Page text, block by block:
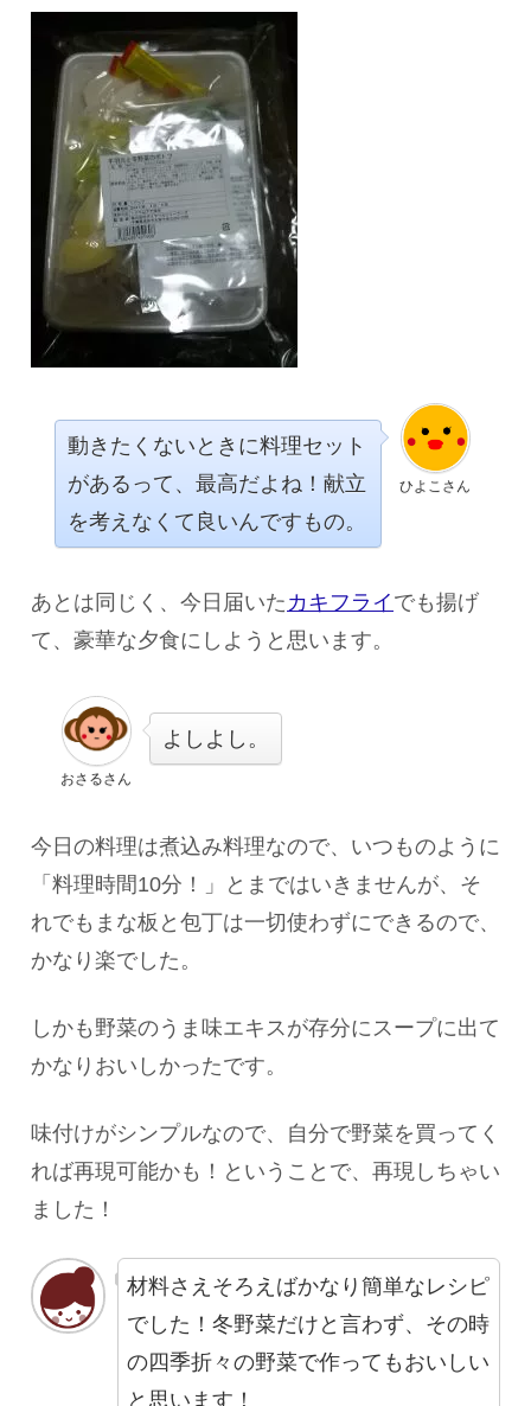
ひよこさん
動きたくないときに料理セット
があるって、最高だよね！献立
を考えなくて良いんですもの。
あとは同じく、今日届いた カキフライ でも揚げ
て、豪華な夕食にしようと思います。
おさるさん
よしよし。
今日の料理は煮込み料理なので、いつものように
「料理時間10分！」とまではいきませんが、そ
れでもまな板と包丁は一切使わずにできるので、
かなり楽でした。
しかも野菜のうま味エキスが存分にスープに出て
かなりおいしかったです。
味付けがシンプルなので、自分で野菜を買ってく
れば再現可能かも！ということで、再現しちゃい
ました！
材料さえそろえばかなり簡単なレシピ
でした！冬野菜だけと言わず、その時
の四季折々の野菜で作ってもおいしい
と思います！